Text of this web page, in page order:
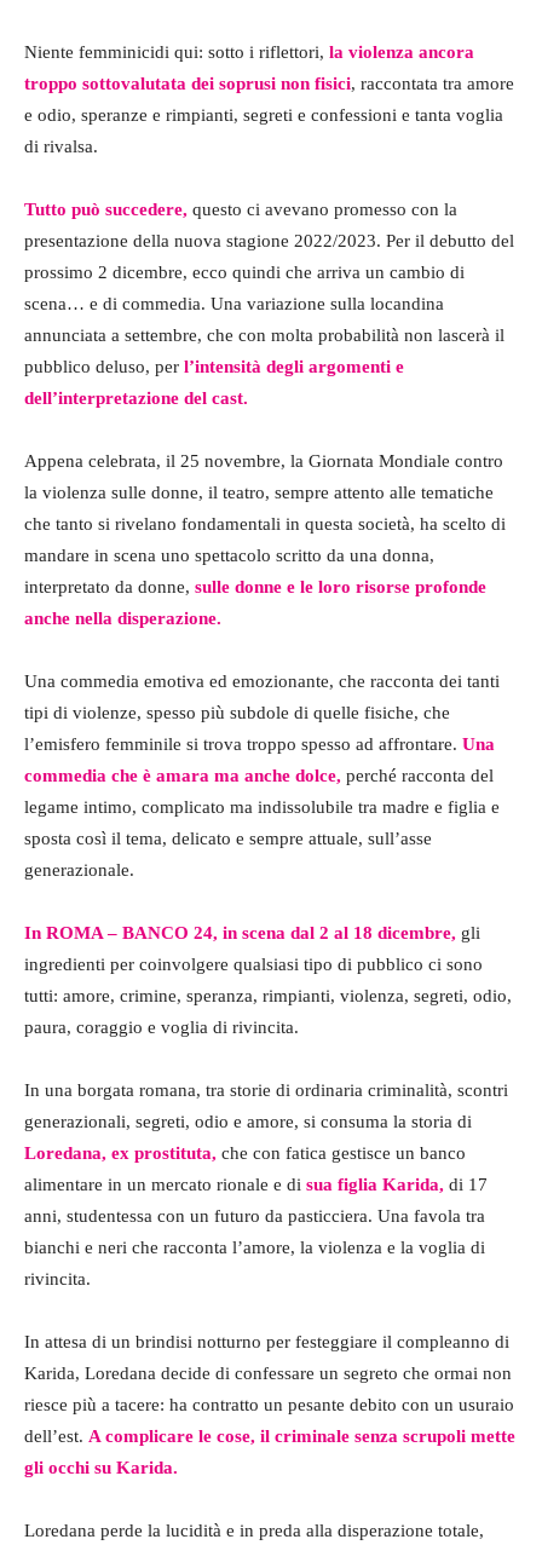
Niente femminicidi qui: sotto i riflettori, la violenza ancora
troppo sottovalutata dei soprusi non fisici, raccontata tra amore
e odio, speranze e rimpianti, segreti e confessioni e tanta voglia
di rivalsa.
Tutto può succedere, questo ci avevano promesso con la
presentazione della nuova stagione 2022/2023. Per il debutto del
prossimo 2 dicembre, ecco quindi che arriva un cambio di
scena… e di commedia. Una variazione sulla locandina
annunciata a settembre, che con molta probabilità non lascerà il
pubblico deluso, per l’intensità degli argomenti e
dell’interpretazione del cast.
Appena celebrata, il 25 novembre, la Giornata Mondiale contro
la violenza sulle donne, il teatro, sempre attento alle tematiche
che tanto si rivelano fondamentali in questa società, ha scelto di
mandare in scena uno spettacolo scritto da una donna,
interpretato da donne, sulle donne e le loro risorse profonde
anche nella disperazione.
Una commedia emotiva ed emozionante, che racconta dei tanti
tipi di violenze, spesso più subdole di quelle fisiche, che
l’emisfero femminile si trova troppo spesso ad affrontare. Una
commedia che è amara ma anche dolce, perché racconta del
legame intimo, complicato ma indissolubile tra madre e figlia e
sposta così il tema, delicato e sempre attuale, sull’asse
generazionale.
In ROMA – BANCO 24, in scena dal 2 al 18 dicembre, gli
ingredienti per coinvolgere qualsiasi tipo di pubblico ci sono
tutti: amore, crimine, speranza, rimpianti, violenza, segreti, odio,
paura, coraggio e voglia di rivincita.
In una borgata romana, tra storie di ordinaria criminalità, scontri
generazionali, segreti, odio e amore, si consuma la storia di
Loredana, ex prostituta, che con fatica gestisce un banco
alimentare in un mercato rionale e di sua figlia Karida, di 17
anni, studentessa con un futuro da pasticciera. Una favola tra
bianchi e neri che racconta l’amore, la violenza e la voglia di
rivincita.
In attesa di un brindisi notturno per festeggiare il compleanno di
Karida, Loredana decide di confessare un segreto che ormai non
riesce più a tacere: ha contratto un pesante debito con un usuraio
dell’est. A complicare le cose, il criminale senza scrupoli mette
gli occhi su Karida.
Loredana perde la lucidità e in preda alla disperazione totale,